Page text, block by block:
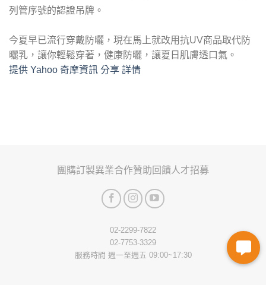
列管序號的認證吊牌。
今夏早已流行穿戴防曬，現在馬上就改用抗UV商品取代防
曬乳，讓你輕鬆穿著，健康防曬，讓夏日肌膚透口氣。
提供 Yahoo 奇摩資訊 分享 詳情
團購訂製異業合作贊助回饋人才招募
02-2299-7822
02-7753-3329
服務時間 週一至週五 09:00~17:30